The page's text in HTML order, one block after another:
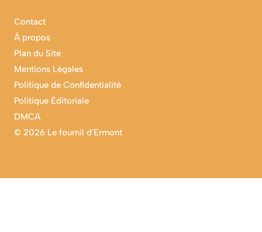
© 2026 Le fournil d'Ermont
Contact
À propos
Plan du Site
Mentions Légales
Politique de Confidentialité
Politique Éditoriale
DMCA